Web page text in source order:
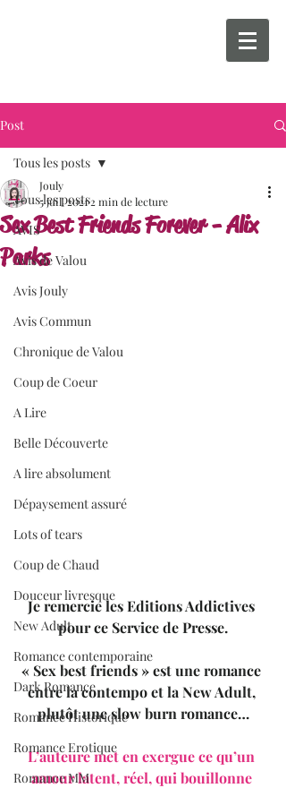
Post
Tous les posts
AVIS
Avis de Valou
Avis Jouly
Avis Commun
Chronique de Valou
Coup de Coeur
A Lire
Belle Découverte
A lire absolument
Dépaysement assuré
Lots of tears
Coup de Chaud
Douceur livresque
New Adult
Romance contemporaine
Dark Romance
Romance Historique
Romance Erotique
Romance MM
Tous les posts
Sex Best Friends Forever - Alix
Parks
Jouly
5 juil. 2021 2 min de lecture
Je remercie les Editions Addictives
pour ce Service de Presse.
« Sex best friends » est une romance
entre la contempo et la New Adult,
plutôt une slow burn romance…
L’auteure met en exergue ce qu’un
amour latent, réel, qui bouillonne